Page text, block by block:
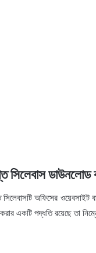
সিলেবাস
অফিসের
একটি পদ্ধতি রয়েছে তা